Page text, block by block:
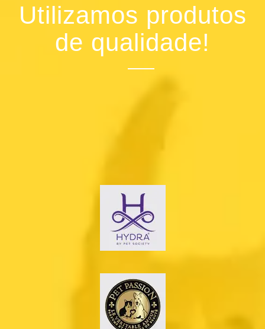
Utilizamos produtos
de qualidade!